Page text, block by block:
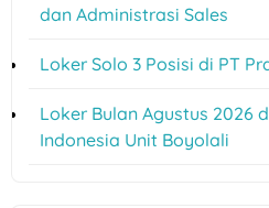
dan Administrasi Sales
Loker Solo 3 Posisi di PT
Loker Bulan Agustus 2026
Indonesia Unit Boyolali